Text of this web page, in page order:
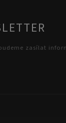
zasílat